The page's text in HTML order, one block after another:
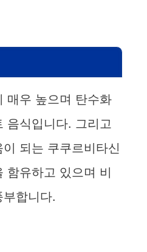
매우 높으며 탄수화
음식입니다. 그리고
되는 쿠쿠르비타신
함유하고 있으며 비
합니다.